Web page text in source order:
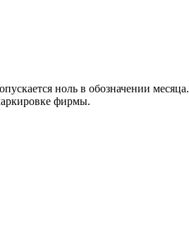
ноль в обозначении месяца.
фирмы.